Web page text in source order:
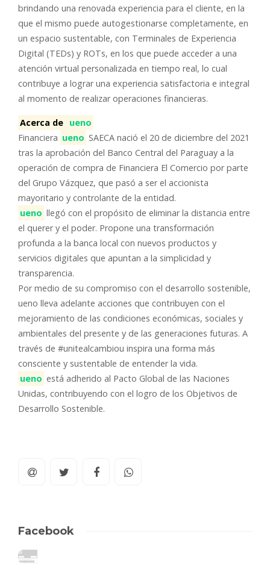
brindando una renovada experiencia para el cliente, en la
que el mismo puede autogestionarse completamente, en
un espacio sustentable, con Terminales de Experiencia
Digital (TEDs) y ROTs, en los que puede acceder a una
atención virtual personalizada en tiempo real, lo cual
contribuye a lograr una experiencia satisfactoria e integral
al momento de realizar operaciones financieras.
Acerca de ueno
Financiera ueno SAECA nació el 20 de diciembre del 2021
tras la aprobación del Banco Central del Paraguay a la
operación de compra de Financiera El Comercio por parte
del Grupo Vázquez, que pasó a ser el accionista
mayoritario y controlante de la entidad.
ueno llegó con el propósito de eliminar la distancia entre
el querer y el poder. Propone una transformación
profunda a la banca local con nuevos productos y
servicios digitales que apuntan a la simplicidad y
transparencia.
Por medio de su compromiso con el desarrollo sostenible,
ueno lleva adelante acciones que contribuyen con el
mejoramiento de las condiciones económicas, sociales y
ambientales del presente y de las generaciones futuras. A
través de #unitealcambiou inspira una forma más
consciente y sustentable de entender la vida.
ueno está adherido al Pacto Global de las Naciones
Unidas, contribuyendo con el logro de los Objetivos de
Desarrollo Sostenible.
Facebook